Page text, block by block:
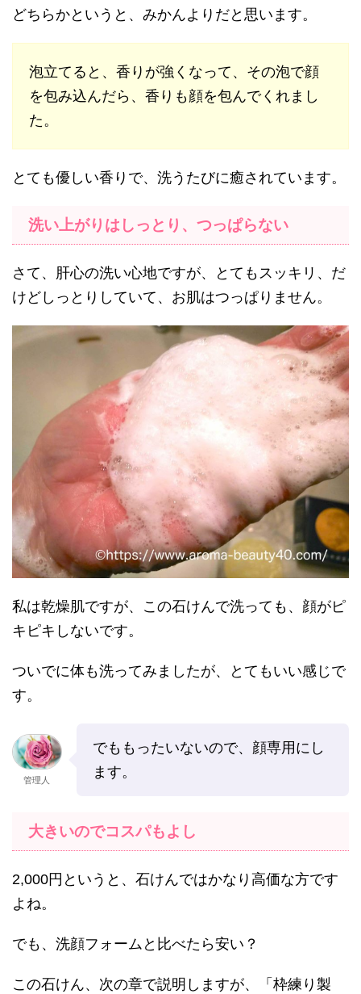
どちらかというと、みかんよりだと思います。
泡立てると、香りが強くなって、その泡で顔
を包み込んだら、香りも顔を包んでくれまし
た。
とても優しい香りで、洗うたびに癒されています。
洗い上がりはしっとり、つっぱらない
さて、肝心の洗い心地ですが、とてもスッキリ、だ
けどしっとりしていて、お肌はつっぱりません。
私は乾燥肌ですが、この石けんで洗っても、顔がピ
キピキしないです。
ついでに体も洗ってみましたが、とてもいい感じで
す。
管理人
でももったいないので、顔専用にし
ます。
大きいのでコスパもよし
2,000円というと、石けんではかなり高価な方です
よね。
でも、洗顔フォームと比べたら安い？
この石けん、次の章で説明しますが、「枠練り製